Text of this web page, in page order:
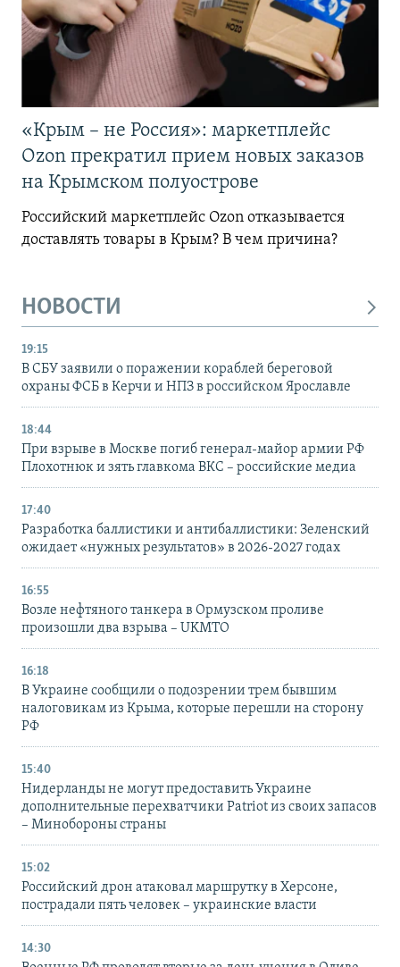
«Крым – не Россия»: маркетплейс
Ozon прекратил прием новых заказов
на Крымском полуострове
Российский маркетплейс Ozon отказывается
доставлять товары в Крым? В чем причина?
НОВОСТИ
19:15
В СБУ заявили о поражении кораблей береговой
охраны ФСБ в Керчи и НПЗ в российском Ярославле
18:44
При взрыве в Москве погиб генерал-майор армии РФ
Плохотнюк и зять главкома ВКС – российские медиа
17:40
Разработка баллистики и антибаллистики: Зеленский
ожидает «нужных результатов» в 2026-2027 годах
16:55
Возле нефтяного танкера в Ормузском проливе
произошли два взрыва – UKMTO
16:18
В Украине сообщили о подозрении трем бывшим
налоговикам из Крыма, которые перешли на сторону
РФ
15:40
Нидерланды не могут предоставить Украине
дополнительные перехватчики Patriot из своих запасов
– Минобороны страны
15:02
Российский дрон атаковал маршрутку в Херсоне,
пострадали пять человек – украинские власти
14:30